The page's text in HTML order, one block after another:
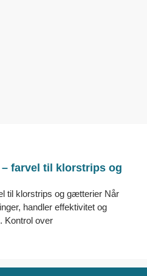
farvel til klorstrips og
til klorstrips og gætterier Når
handler effektivitet og
Kontrol over